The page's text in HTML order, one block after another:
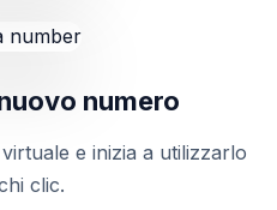
numero
e inizia a utilizzarlo
clic.